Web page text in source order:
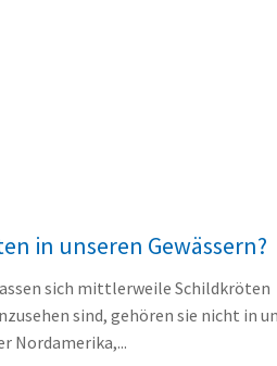
in unseren Gewässern?
sich mittlerweile Schildkröten
sind, gehören sie nicht in
Nordamerika,...